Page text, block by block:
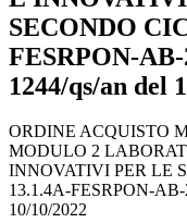
SECONDO
FESRPON-
1244/qs/an del
ORDINE ACQUISTO
MODULO 2
INNOVATIVI PER LE
13.1.4A-FESRPON-AB-
10/10/2022